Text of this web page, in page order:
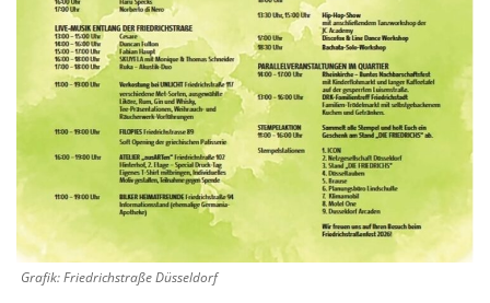
Grafik: Friedrichstraße Düsseldorf